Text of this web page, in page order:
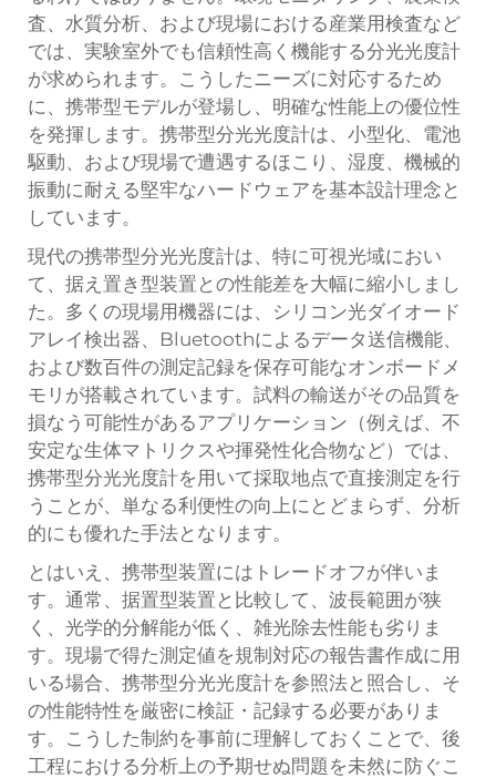
査、水質分析、および現場における産業用検査など
では、実験室外でも信頼性高く機能する分光光度計
が求められます。こうしたニーズに対応するため
に、携帯型モデルが登場し、明確な性能上の優位性
を発揮します。携帯型分光光度計は、小型化、電池
駆動、および現場で遭遇するほこり、湿度、機械的
振動に耐える堅牢なハードウェアを基本設計理念と
しています。
現代の携帯型分光光度計は、特に可視光域におい
て、据え置き型装置との性能差を大幅に縮小しまし
た。多くの現場用機器には、シリコン光ダイオード
アレイ検出器、Bluetoothによるデータ送信機能、
および数百件の測定記録を保存可能なオンボードメ
モリが搭載されています。試料の輸送がその品質を
損なう可能性があるアプリケーション（例えば、不
安定な生体マトリクスや揮発性化合物など）では、
携帯型分光光度計を用いて採取地点で直接測定を行
うことが、単なる利便性の向上にとどまらず、分析
的にも優れた手法となります。
とはいえ、携帯型装置にはトレードオフが伴いま
す。通常、据置型装置と比較して、波長範囲が狭
く、光学的分解能が低く、雑光除去性能も劣りま
す。現場で得た測定値を規制対応の報告書作成に用
いる場合、携帯型分光光度計を参照法と照合し、そ
の性能特性を厳密に検証・記録する必要がありま
す。こうした制約を事前に理解しておくことで、後
工程における分析上の予期せぬ問題を未然に防ぐこ